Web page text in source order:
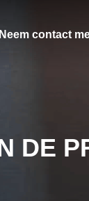
Neem contact
DE